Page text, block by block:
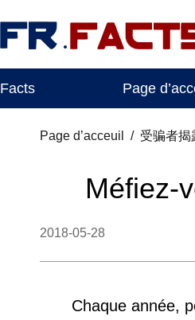
Facts Page
Page d’acceuil / 受骗者揭
Méfiez-
2018-05-28
Chaque année,